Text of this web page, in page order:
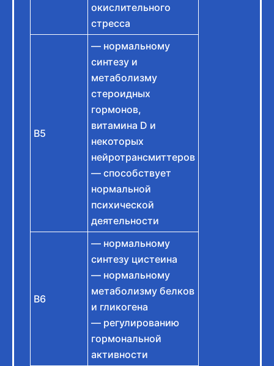
окислительного
стресса
B5
— нормальному
синтезу и
метаболизму
стероидных
гормонов,
витамина D и
некоторых
нейротрансмиттеров
— способствует
нормальной
психической
деятельности
B6
— нормальному
синтезу цистеина
— нормальному
метаболизму белков
и гликогена
— регулированию
гормональной
активности